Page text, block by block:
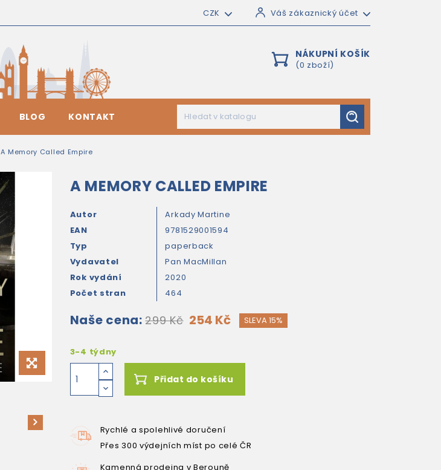
CZK Váš zákaznický účet
NÁKUPNÍ KOŠÍK
(0 zboží)
BLOG KONTAKT
A Memory Called Empire
A MEMORY CALLED EMPIRE
Autor
Arkady Martine
EAN
9781529001594
Typ
paperback
Vydavatel
Pan MacMillan
Rok vydání
2020
Počet stran
464
Naše cena: 299 Kč 254 Kč SLEVA 15%
3-4 týdny
Přidat do košíku
Rychlé a spolehlivé doručení
Přes 300 výdejních míst po celé ČR
Kamenná prodejna v Berouně